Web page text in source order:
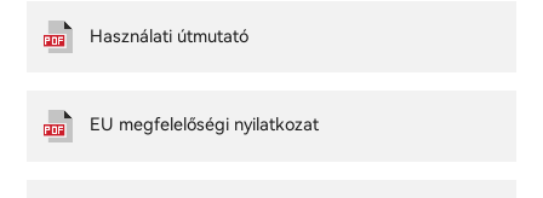
Használati útmutató
EU megfelelőségi nyilatkozat